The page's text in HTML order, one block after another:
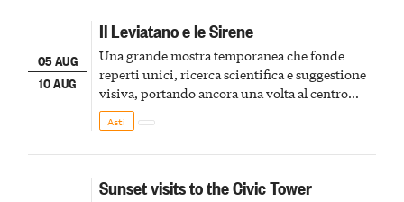
05 AUG
10 AUG
Il Leviatano e le Sirene
Una grande mostra temporanea che fonde
reperti unici, ricerca scientifica e suggestione
visiva, portando ancora una volta al centro
della scena le meraviglie del passato astigiano
Asti
Sunset visits to the Civic Tower